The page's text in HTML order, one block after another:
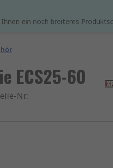
ein noch breiteres
ECS25-60
Nr.: